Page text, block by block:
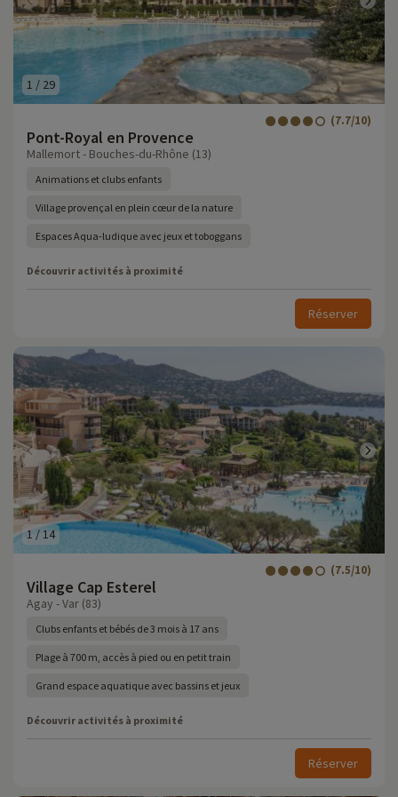
1 / 29
Pont-Royal en Provence
(7.7/10)
Mallemort - Bouches-du-Rhône (13)
Animations et clubs enfants
Village provençal en plein cœur de la nature
Espaces Aqua-ludique avec jeux et toboggans
Découvrir activités à proximité
Réserver
1 /14
Village Cap Esterel
(7.5/10)
Agay - Var (83)
Clubs enfants et bébés de 3 mois à 17 ans
Plage à 700 m, accès à pied ou en petit train
Grand espace aquatique avec bassins et jeux
Découvrir activités à proximité
Réserver